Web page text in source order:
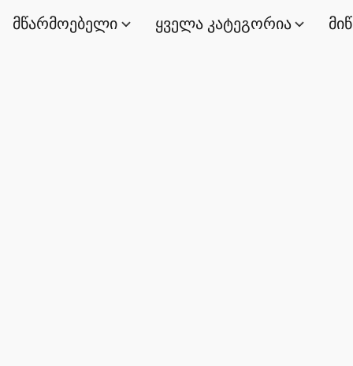
მწარმოებელი ყველა კატეგორია